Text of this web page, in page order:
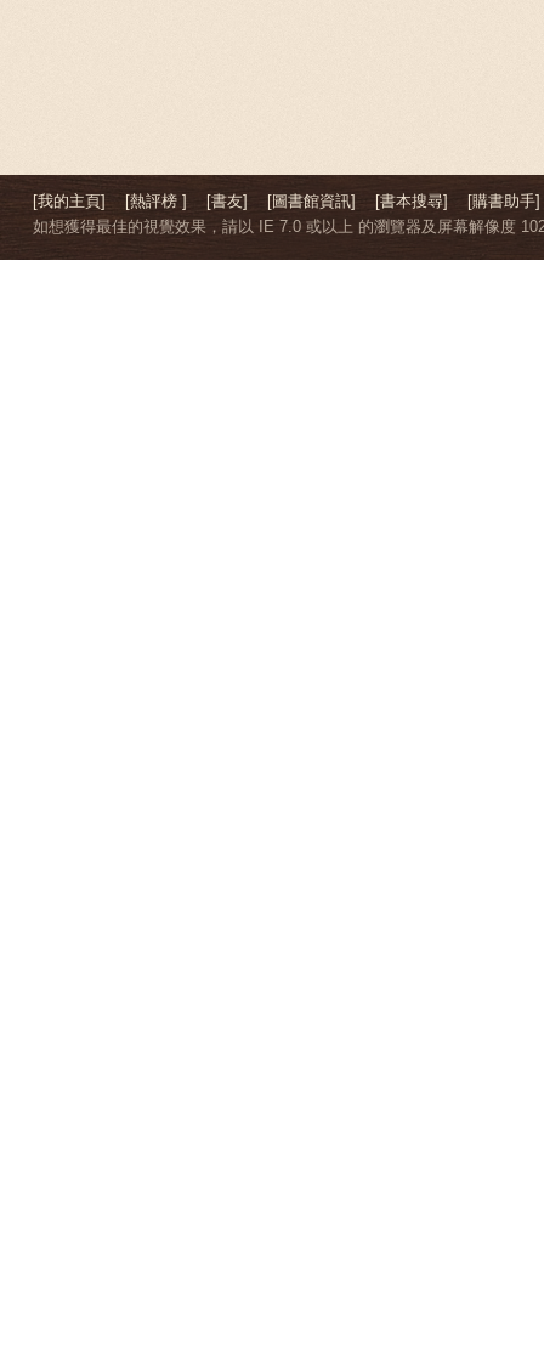
[我的主頁] [熱評榜 ] [書友] [圖書館資訊] [書本搜尋]
[購書助手]
如想獲得最佳的視覺效果，請以 IE 7.0 或以上 的瀏覽器及屏幕解像度